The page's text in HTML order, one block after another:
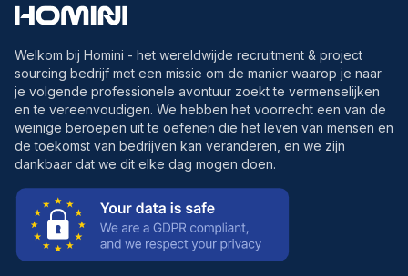
Welkom bij Homini - het wereldwijde recruitment & project
sourcing bedrijf met een missie om de manier waarop je naar
je volgende professionele avontuur zoekt te vermenselijken
en te vereenvoudigen. We hebben het voorrecht een van de
weinige beroepen uit te oefenen die het leven van mensen en
de toekomst van bedrijven kan veranderen, en we zijn
dankbaar dat we dit elke dag mogen doen.